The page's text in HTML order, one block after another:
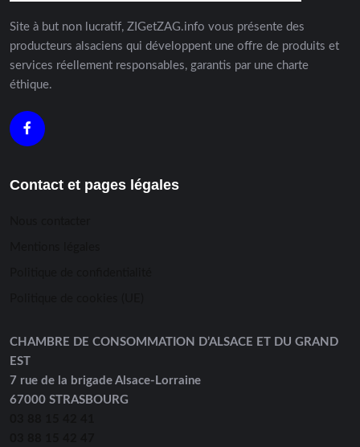
Site à but non lucratif, ZIGetZAG.info vous présente des
producteurs alsaciens qui développent une offre de produits et
services réellement responsables, garantis par une charte
éthique.
Contact et pages légales
CHAMBRE DE CONSOMMATION D’ALSACE ET DU GRAND
EST
7 rue de la brigade Alsace-Lorraine
67000 STRASBOURG